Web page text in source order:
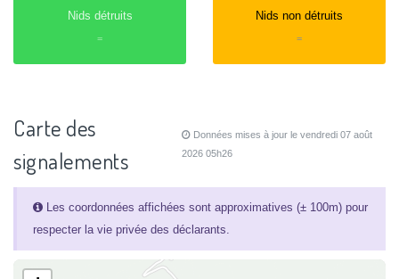
Nids détruits
=
Nids non détruits
=
Carte des
signalements
Données mises à jour le vendredi 07 août
2026 05h26
Les coordonnées affichées sont approximatives (± 100m) pour
respecter la vie privée des déclarants.